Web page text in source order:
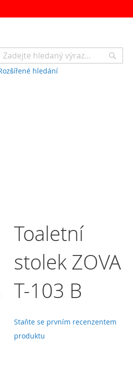
hledání
košík
Toaletní
stolek ZOVA
T-103 B
Staňte se prvním recenzentem
produktu